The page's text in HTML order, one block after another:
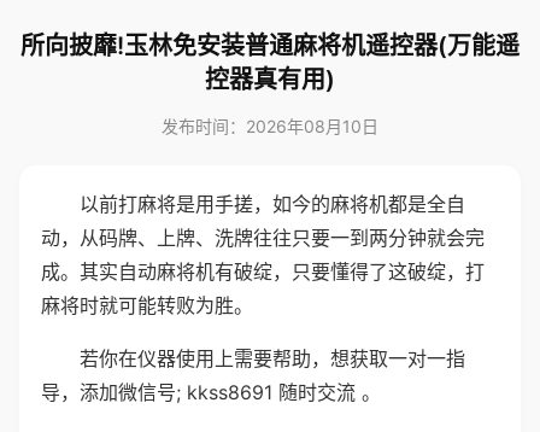
所向披靡!玉林免安装普通麻将机遥控器(万能遥
控器真有用)
发布时间：2026年08月10日
以前打麻将是用手搓，如今的麻将机都是全自
动，从码牌、上牌、洗牌往往只要一到两分钟就会完
成。其实自动麻将机有破绽，只要懂得了这破绽，打
麻将时就可能转败为胜。
若你在仪器使用上需要帮助，想获取一对一指
导，添加微信号; kkss8691 随时交流 。